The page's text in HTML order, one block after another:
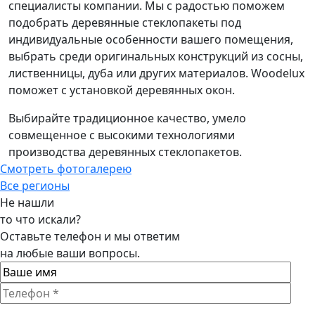
специалисты компании. Мы с радостью поможем
подобрать деревянные стеклопакеты под
индивидуальные особенности вашего помещения,
выбрать среди оригинальных конструкций из сосны,
лиственницы, дуба или других материалов. Woodelux
поможет с установкой деревянных окон.
Выбирайте традиционное качество, умело
совмещенное с высокими технологиями
производства деревянных стеклопакетов.
Смотреть фотогалерею
Все регионы
Не нашли
то что искали?
Оставьте телефон и мы ответим
на любые ваши вопросы.